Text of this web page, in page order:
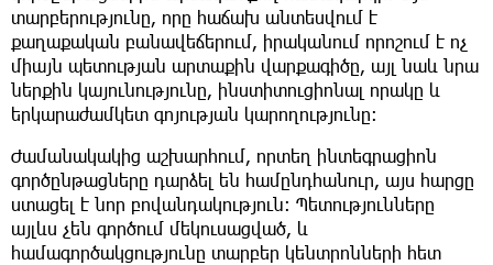
տարբերությունը, որը հաճախ անտեսվում է
քաղաքական բանավեճերում, իրականում որոշում է ոչ
միայն պետության արտաքին վարքագիծը, այլ նաև նրա
ներքին կայունությունը, ինստիտուցիոնալ որակը և
երկարաժամկետ գոյության կարողությունը։
Ժամանակակից աշխարհում, որտեղ ինտեգրացիոն
գործընթացները դարձել են համընդհանուր, այս հարցը
ստացել է նոր բովանդակություն։ Պետությունները
այլևս չեն գործում մեկուսացված, և
համագործակցությունը տարբեր կենտրոնների հետ